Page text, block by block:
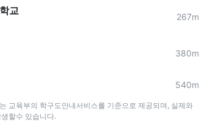
교 267m
380m
540m
교육부의 학구도안내서비스를 기준으로 제공되며, 실제와
할수 있습니다.